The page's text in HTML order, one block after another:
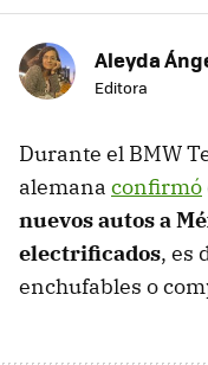
Aleyda
Editora
Durante el BMW
alemana confirmó
nuevos autos a
electrificados, es
enchufables o